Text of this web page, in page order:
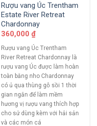
Rượu vang Úc Trentham
Estate River Retreat
Chardonnay
360,000 ₫
Rượu vang Úc Trentham
River Retreat Chardonnay là
rượu vang Úc được làm hoàn
toàn bằng nho Chardonnay
có ủ qua thùng gỗ sồi 1 thời
gian ngắn để làm mềm
hương vị rượu vang thích hợp
cho sử dùng kèm với hải sản
và các món cá